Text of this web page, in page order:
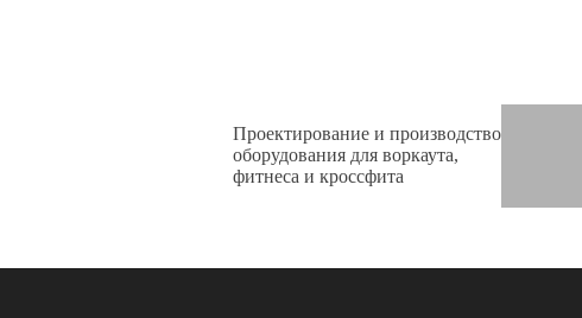
Проектирование и производство
оборудования для воркаута,
фитнеса и кроссфита